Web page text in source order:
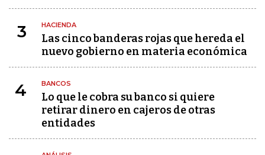
3 HACIENDA
Las cinco banderas rojas que hereda el
nuevo gobierno en materia económica
4 BANCOS
Lo que le cobra su banco si quiere
retirar dinero en cajeros de otras
entidades